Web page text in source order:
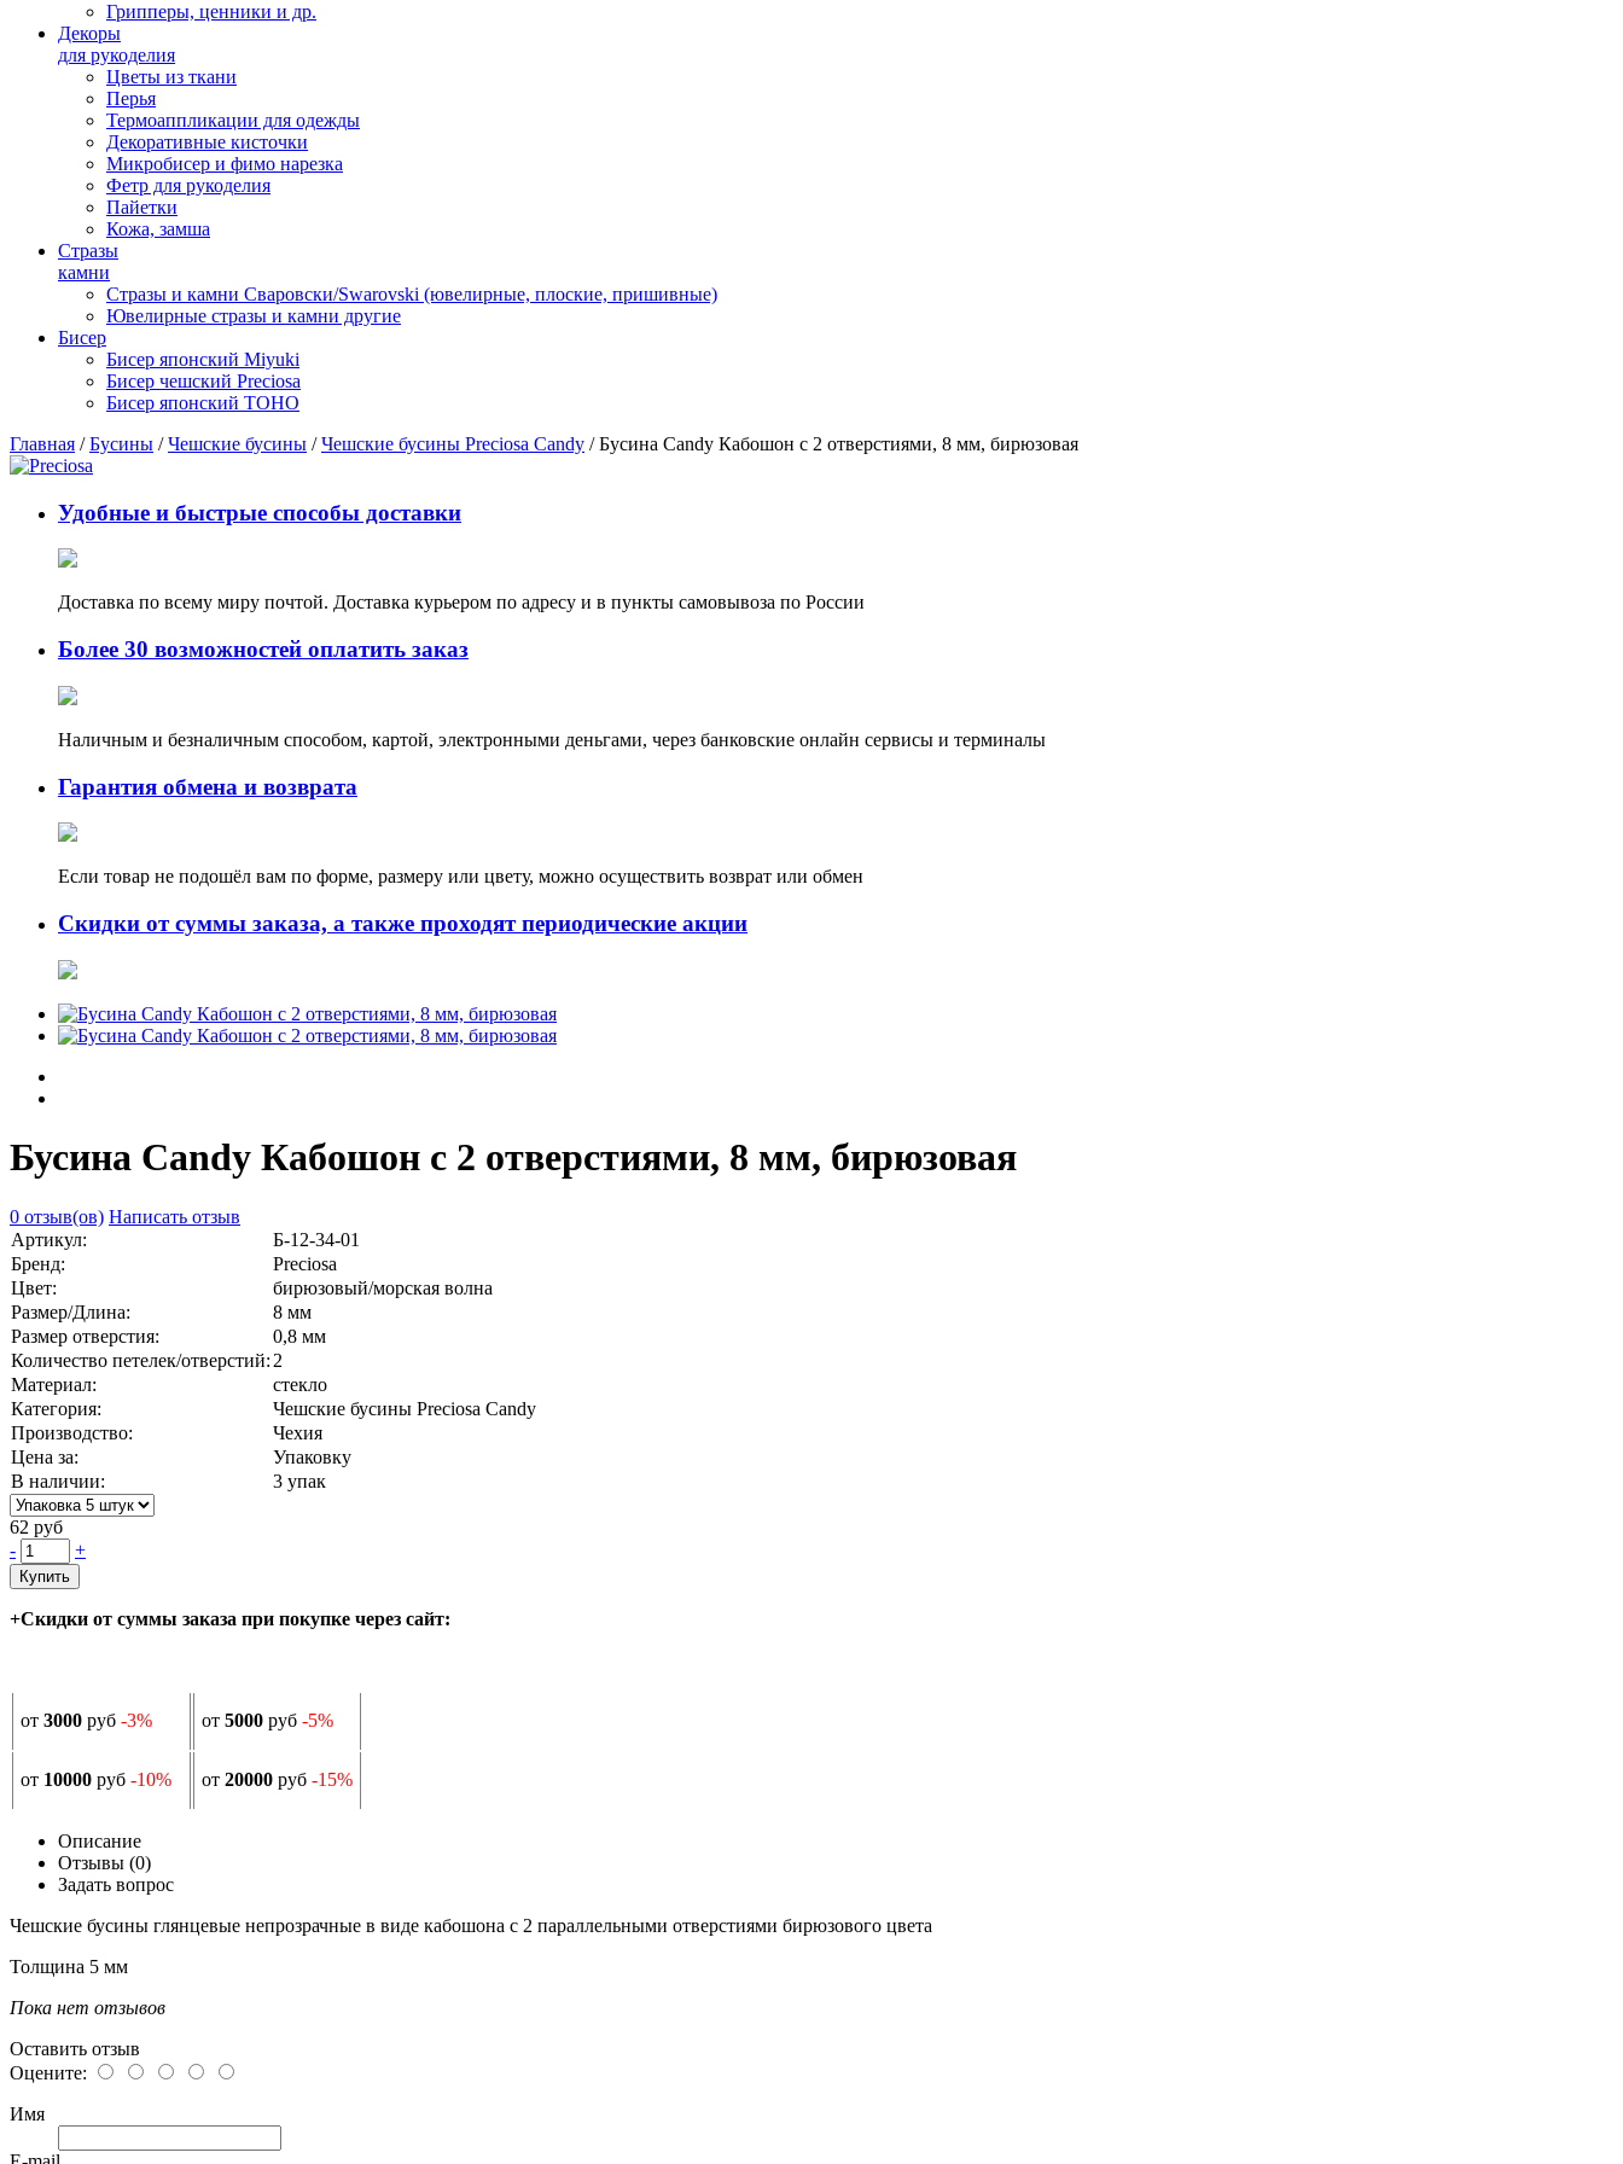
Грипперы, ценники и др.
Декоры
для рукоделия
Цветы из ткани
Перья
Термоаппликации для одежды
Декоративные кисточки
Микробисер и фимо нарезка
Фетр для рукоделия
Пайетки
Кожа, замша
Стразы
камни
Стразы и камни Сваровски/Swarovski (ювелирные, плоские, пришивные)
Ювелирные стразы и камни другие
Бисер
Бисер японский Miyuki
Бисер чешский Preciosa
Бисер японский TOHO
Главная /Бусины /Чешские бусины /Чешские бусины Preciosa Candy / Бусина Candy Кабошон с 2 отверстиями, 8 мм, бирюзовая
Удобные и быстрые способы доставки
Доставка по всему миру почтой. Доставка курьером по адресу и в пункты самовывоза по России
Более 30 возможностей оплатить заказ
Наличным и безналичным способом, картой, электронными деньгами, через банковские онлайн сервисы и терминалы
Гарантия обмена и возврата
Если товар не подошёл вам по форме, размеру или цвету, можно осуществить возврат или обмен
Скидки от суммы заказа, а также проходят периодические акции
Бусина Candy Кабошон с 2 отверстиями, 8 мм, бирюзовая
0 отзыв(ов) Написать отзыв
Артикул:
Б-12-34-01
Бренд:
Preciosa
Цвет:
бирюзовый/морская волна
Размер/Длина:
8 мм
Размер отверстия:
0,8 мм
Количество петелек/отверстий: 2
Материал:
стекло
Категория:
Чешские бусины Preciosa Candy
Производство:
Чехия
Цена за:
Упаковку
В наличии:
3 упак
62 руб
-
+
Купить
+Скидки от суммы заказа при покупке через сайт:
от 3000 руб -3% от 5000 руб -5%
от 10000 руб -10% от 20000 руб -15%
Описание
Отзывы (0)
Задать вопрос
Чешские бусины глянцевые непрозрачные в виде кабошона с 2 параллельными отверстиями бирюзового цвета
Толщина 5 мм
Пока нет отзывов
Оставить отзыв
Оцените:
Имя